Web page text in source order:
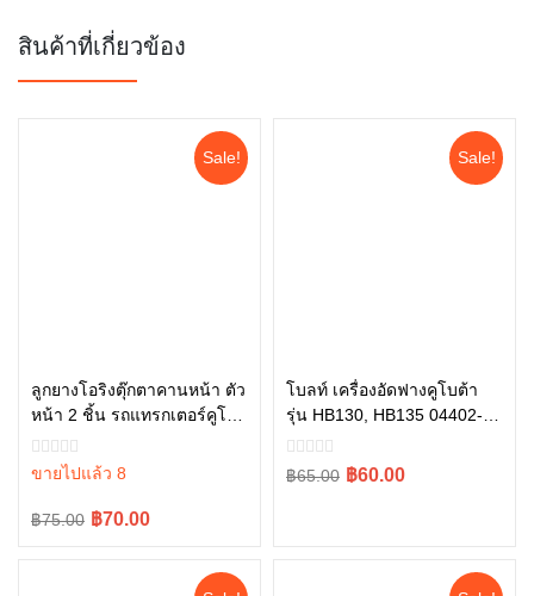
สินค้าที่เกี่ยวข้อง
Sale!
ลูกยางโอริงตุ๊กตาคานหน้า ตัว
หน้า 2 ชิ้น รถแทรกเตอร์คูโบต้
า รุ่น L3608, L4018, L4708,
L5018 tc402-13680 = 2
ขายไปแล้ว 8
฿75.00
Original฿70.00
Current
หยิบใส่ตะกร้า
Sale!
โบลท์ เครื่องอัดฟางคูโบต้า
รุ่น HB130, HB135 04402-
840AC
฿65.00
Original฿60.00
Current
หยิบใส่ตะกร้า